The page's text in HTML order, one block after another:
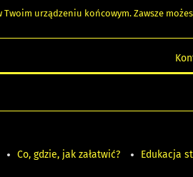
urządzeniu końcowym. Zawsze
Co, gdzie, jak załatwić? Edukacja